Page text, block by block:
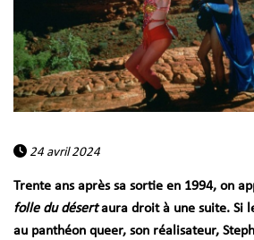
24 avril 2024
Trente ans après sa sortie en 1994, on
folle du désertaura droit à une suite. Si
au panthéon queer, son réalisateur,